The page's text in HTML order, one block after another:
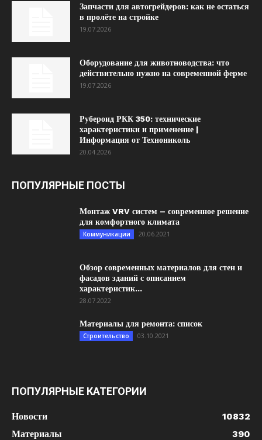
Запчасти для автогрейдеров: как не остаться
в пролёте на стройке
19.07.2026
Оборудование для животноводства: что
действительно нужно на современной ферме
19.07.2026
Рубероид РКК 350: технические
характеристики и применение |
Информация от Технониколь
20.04.2026
ПОПУЛЯРНЫЕ ПОСТЫ
Монтаж VRV систем – современное решение
для комфортного климата
Коммуникации 20.06.2021
Обзор современных материалов для стен и
фасадов зданий с описанием
характеристик...
28.07.2022
Материалы для ремонта: список
Строительство 03.10.2021
ПОПУЛЯРНЫЕ КАТЕГОРИИ
Новости
10832
Материалы
390